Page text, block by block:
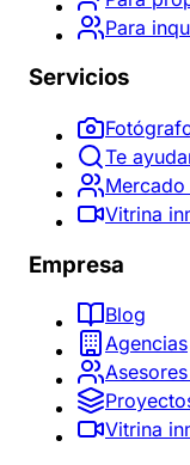
Para
Servicios
Te
Vitrina
Empresa
Blog
Agencias
Vitrina